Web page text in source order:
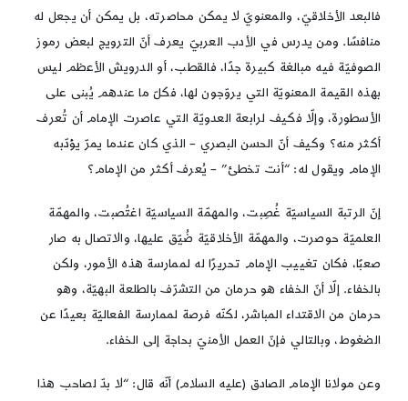
فالبعد الأخلاقيّ، والمعنويّ لا يمكن محاصرته، بل يمكن أن يجعل له
منافسًا. ومن يدرس في الأدب العربيّ يعرف أنّ الترويج لبعض رموز
الصوفيّة فيه مبالغة كبيرة جدًا، فالقطب، أو الدرويش الأعظم ليس
بهذه القيمة المعنويّة التي يروّجون لها، فكلّ ما عندهم يُبنى على
الأسطورة، وإلّا فكيف لرابعة العدويّة التي عاصرت الإمام أن تُعرف
أكثر منه؟ وكيف أنّ الحسن البصري – الذي كان عندما يمرّ يؤدّبه
الإمام ويقول له: “أنت تخطئ” – يُعرف أكثر من الإمام؟
إنّ الرتبة السياسيّة غُصِبت، والمهمّة السياسيّة اغتُصبت، والمهمّة
العلميّة حوصرت، والمهمّة الأخلاقيّة ضُيّق عليها، والاتصال به صار
صعبًا، فكان تغييب الإمام تحريرًا له لممارسة هذه الأمور، ولكن
بالخفاء. إلّا أنّ الخفاء هو حرمان من التشرّف بالطلعة البهيّة، وهو
حرمان من الاقتداء المباشر، لكنّه فرصة لممارسة الفعاليّة بعيدًا عن
الضغوط، وبالتالي فإنّ العمل الأمنيّ بحاجة إلى الخفاء.
وعن مولانا الإمام الصادق (عليه السلام) أنّه قال: “لا بدّ لصاحب هذا